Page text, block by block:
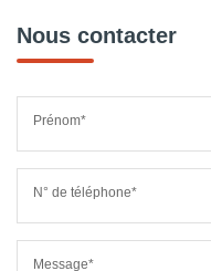
Nous contacter
Prénom*
N° de téléphone*
Message*